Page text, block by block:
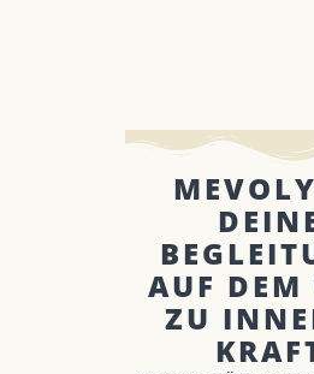
AUF DEM
ZU